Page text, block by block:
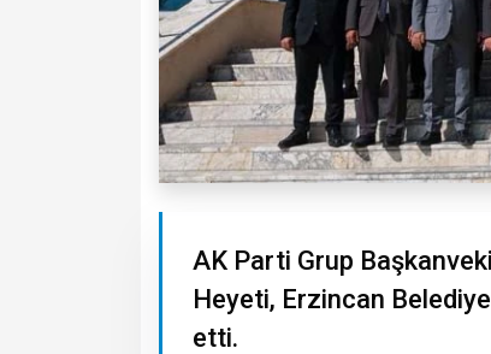
AK Parti Grup
Heyeti, Erzincan
etti.